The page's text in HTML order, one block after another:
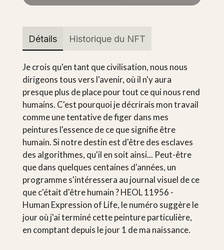
Détails Historique du NFT
Je crois qu'en tant que civilisation, nous nous
dirigeons tous vers l'avenir, où il n'y aura
presque plus de place pour tout ce qui nous rend
humains. C'est pourquoi je décrirais mon travail
comme une tentative de figer dans mes
peintures l'essence de ce que signifie être
humain. Si notre destin est d'être des esclaves
des algorithmes, qu'il en soit ainsi... Peut-être
que dans quelques centaines d'années, un
programme s'intéressera au journal visuel de ce
que c'était d'être humain ? HEOL 11956 -
Human Expression of Life, le numéro suggère le
jour où j'ai terminé cette peinture particulière,
en comptant depuis le jour 1 de ma naissance.